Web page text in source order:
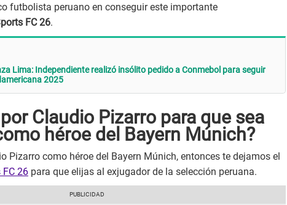
futbolista peruano en conseguir este importante
FC 26.
Lima: Independiente realizó insólito pedido a Conmebol para seguir
2025
Claudio Pizarro para que sea
héroe del Bayern Múnich?
Pizarro como héroe del Bayern Múnich, entonces te dejamos el
FC 26 para que elijas al exjugador de la selección peruana.